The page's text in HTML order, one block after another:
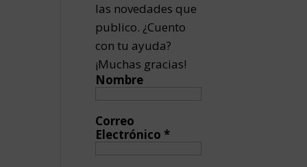
las novedades que
publico. ¿Cuento
con tu ayuda?
¡Muchas gracias!
Nombre
Correo
Electrónico*